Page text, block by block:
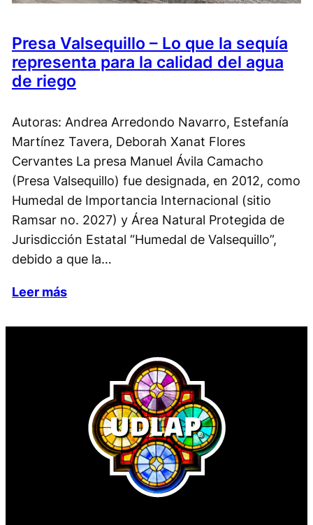
Presa Valsequillo – Lo que la sequía
representa para la calidad del agua
de riego
Autoras: Andrea Arredondo Navarro, Estefanía
Martínez Tavera, Deborah Xanat Flores
Cervantes La presa Manuel Ávila Camacho
(Presa Valsequillo) fue designada, en 2012, como
Humedal de Importancia Internacional (sitio
Ramsar no. 2027) y Área Natural Protegida de
Jurisdicción Estatal “Humedal de Valsequillo”,
debido a que la…
Leer más